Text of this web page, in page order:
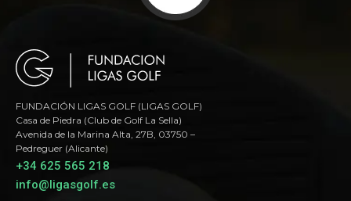
FUNDACIÓN LIGAS GOLF (LIGAS GOLF)
Casa de Piedra (Club de Golf La Sella)
Avenida de la Marina Alta, 27B, 03750 –
Pedreguer (Alicante)
+34 625 565 218
info@ligasgolf.es